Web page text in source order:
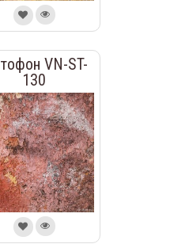
VN-ST-
130